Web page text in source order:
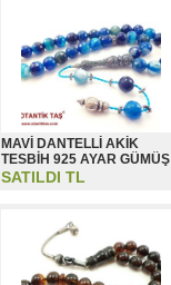
MAVİ DANTELLİ AKİK
TESBİH 925 AYAR GÜMÜŞ
SATILDI TL